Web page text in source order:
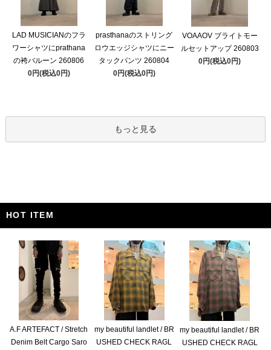
LAD MUSICIANのフラ
ワーシャツにprathana
の袴バルーン 260806
0円(税込0円)
prasthanaのストリング
ロウエッジシャツにニー
タックパンツ 260804
0円(税込0円)
VOAAOV ブライトモー
ルセットアップ 260803
0円(税込0円)
もっと見る
HOT ITEM
A.F ARTEFACT / Stretch
Denim Belt Cargo Saro
my beautiful landlet / BR
USHED CHECK RAGL
my beautiful landlet / BR
USHED CHECK RAGL